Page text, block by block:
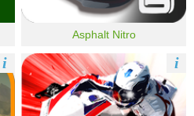
Asphalt Nitro
i i